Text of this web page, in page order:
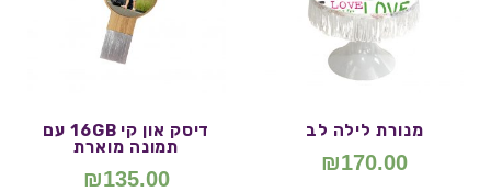
מנורת לילה לב
₪170.00
דיסק און קי 16GB עם
תמונה מוארת
₪135.00